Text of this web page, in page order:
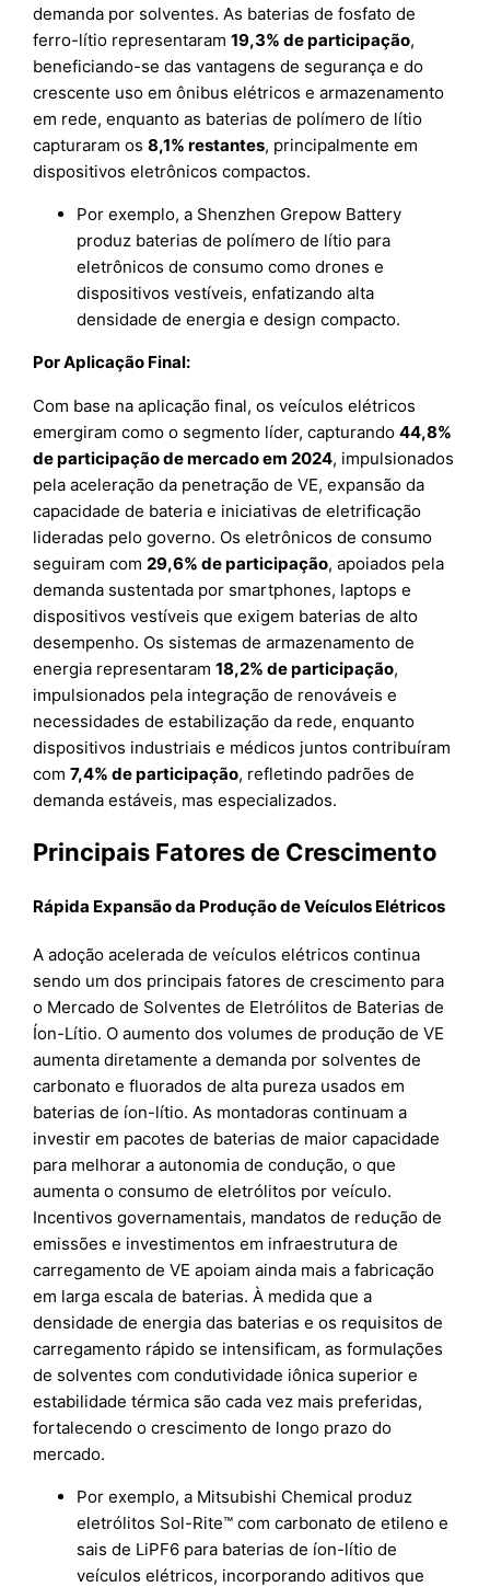
demanda por solventes. As baterias de fosfato de
ferro-lítio representaram19,3% de participação,
beneficiando-se das vantagens de segurança e do
crescente uso em ônibus elétricos e armazenamento
em rede, enquanto as baterias de polímero de lítio
capturaram os8,1% restantes, principalmente em
dispositivos eletrônicos compactos.
Por exemplo, a Shenzhen Grepow Battery
produz baterias de polímero de lítio para
eletrônicos de consumo como drones e
dispositivos vestíveis, enfatizando alta
densidade de energia e design compacto.
Por Aplicação Final:
Com base na aplicação final, os veículos elétricos
emergiram como o segmento líder, capturando44,8%
de participação de mercado em 2024, impulsionados
pela aceleração da penetração de VE, expansão da
capacidade de bateria e iniciativas de eletrificação
lideradas pelo governo. Os eletrônicos de consumo
seguiram com 29,6% de participação, apoiados pela
demanda sustentada por smartphones, laptops e
dispositivos vestíveis que exigem baterias de alto
desempenho. Os sistemas de armazenamento de
energia representaram18,2% de participação,
impulsionados pela integração de renováveis e
necessidades de estabilização da rede, enquanto
dispositivos industriais e médicos juntos contribuíram
com7,4% de participação, refletindo padrões de
demanda estáveis, mas especializados.
Principais Fatores de Crescimento
Rápida Expansão da Produção de Veículos Elétricos
A adoção acelerada de veículos elétricos continua
sendo um dos principais fatores de crescimento para
o Mercado de Solventes de Eletrólitos de Baterias de
Íon-Lítio. O aumento dos volumes de produção de VE
aumenta diretamente a demanda por solventes de
carbonato e fluorados de alta pureza usados em
baterias de íon-lítio. As montadoras continuam a
investir em pacotes de baterias de maior capacidade
para melhorar a autonomia de condução, o que
aumenta o consumo de eletrólitos por veículo.
Incentivos governamentais, mandatos de redução de
emissões e investimentos em infraestrutura de
carregamento de VE apoiam ainda mais a fabricação
em larga escala de baterias. À medida que a
densidade de energia das baterias e os requisitos de
carregamento rápido se intensificam, as formulações
de solventes com condutividade iônica superior e
estabilidade térmica são cada vez mais preferidas,
fortalecendo o crescimento de longo prazo do
mercado.
Por exemplo, a Mitsubishi Chemical produz
eletrólitos Sol-Rite™ com carbonato de etileno e
sais de LiPF6 para baterias de íon-lítio de
veículos elétricos, incorporando aditivos que